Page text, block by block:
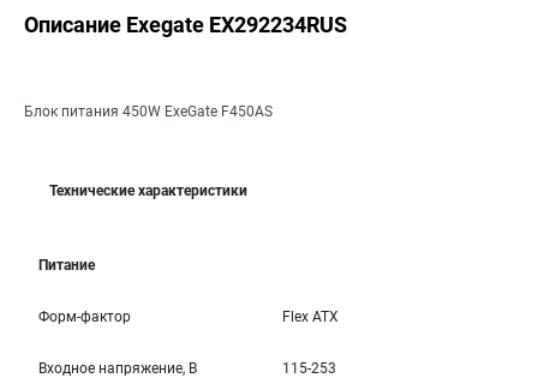
Описание Exegate EX292234RUS
Блок питания 450W ExeGate F450AS
Технические характеристики
Питание
Форм-фактор Flex ATX
Входное напряжение, В 115-253